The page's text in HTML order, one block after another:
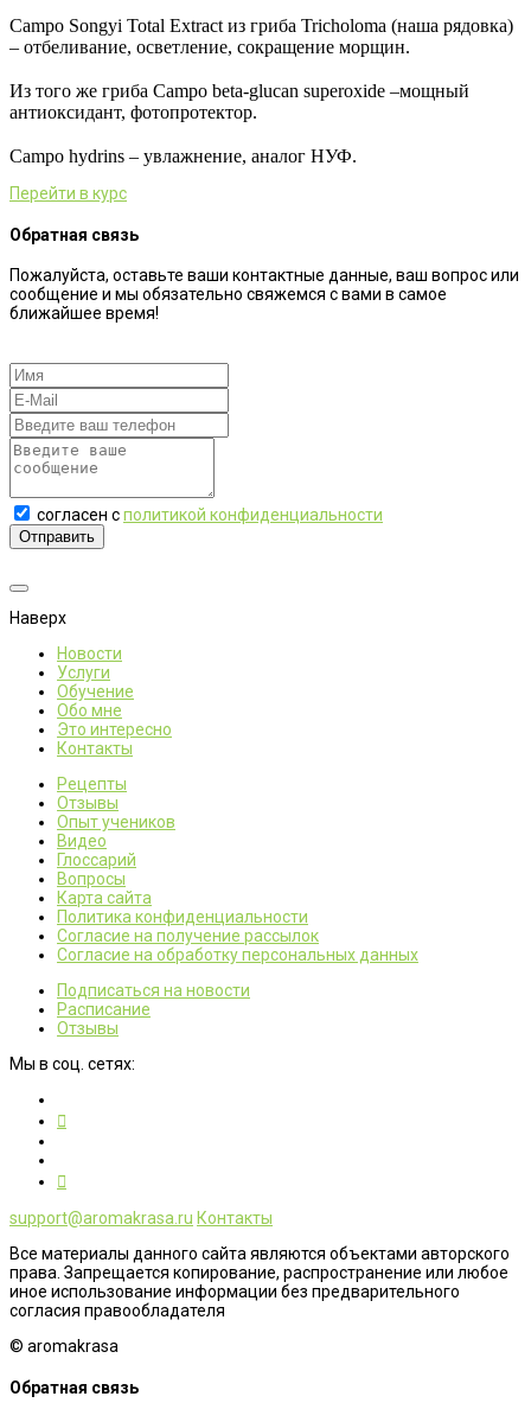
Campo Songyi Total Extract из гриба Tricholoma (наша рядовка)
– отбеливание, осветление, сокращение морщин.
Из того же гриба Сampo beta-glucan superoxide –мощный
антиоксидант, фотопротектор.
Сampo hydrins – увлажнение, аналог НУФ.
Перейти в курс
Обратная связь
Пожалуйста, оставьте ваши контактные данные, ваш вопрос или
сообщение и мы обязательно свяжемся с вами в самое
ближайшее время!
согласен сполитикой конфиденциальности
Отправить
Наверх
Новости
Услуги
Обучение
Обо мне
Это интересно
Контакты
Рецепты
Отзывы
Опыт учеников
Видео
Глоссарий
Вопросы
Карта сайта
Политика конфиденциальности
Согласие на получение рассылок
Согласие на обработку персональных данных
Подписаться на новости
Расписание
Отзывы
Мы в соц. сетях:
support@aromakrasa.ru Контакты
Все материалы данного сайта являются объектами авторского
права. Запрещается копирование, распространение или любое
иное использование информации без предварительного
согласия правообладателя
© aromakrasa
Обратная связь